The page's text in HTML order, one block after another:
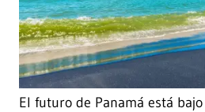
El futuro de Panamá está